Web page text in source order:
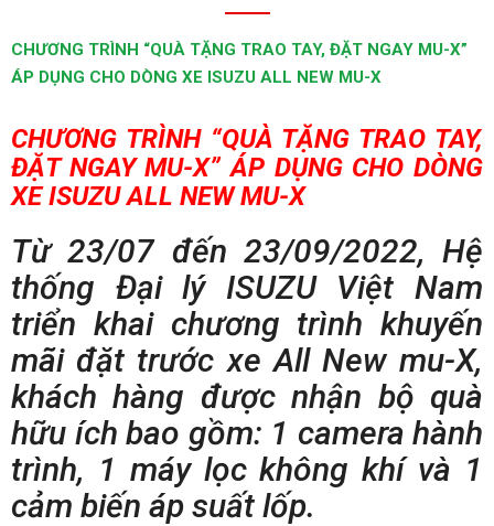
CHƯƠNG TRÌNH “QUÀ TẶNG TRAO TAY, ĐẶT NGAY MU-X”
ÁP DỤNG CHO DÒNG XE ISUZU ALL NEW MU-X
CHƯƠNG TRÌNH “QUÀ TẶNG TRAO TAY,
ĐẶT NGAY MU-X” ÁP DỤNG CHO DÒNG
XE ISUZU ALL NEW MU-X
Từ 23/07 đến 23/09/2022, Hệ
thống Đại lý ISUZU Việt Nam
triển khai chương trình khuyến
mãi đặt trước xe All New mu-X,
khách hàng được nhận bộ quà
hữu ích bao gồm: 1 camera hành
trình, 1 máy lọc không khí và 1
cảm biến áp suất lốp.